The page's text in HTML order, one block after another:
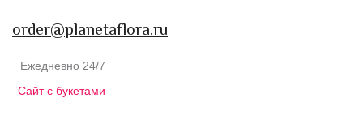
order@planetaflora.ru
Ежедневно 24/7
Сайт с букетами